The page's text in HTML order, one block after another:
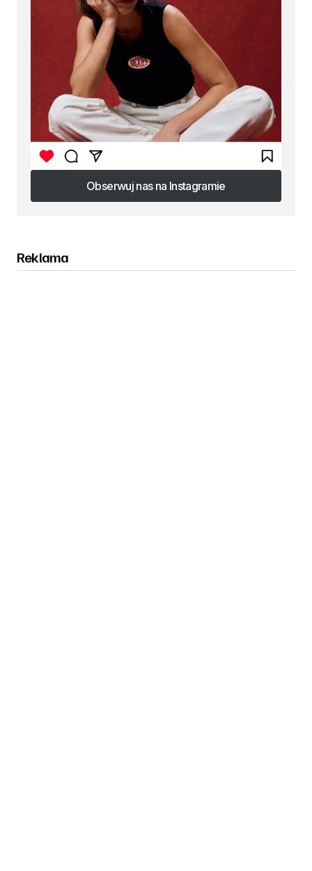
Obserwuj nas na Instagramie
Obserwuj nas na Instagramie
Reklama